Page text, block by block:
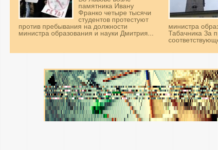
памятника Ивану
Франко четыре тысячи
студентов протестуют
против пребывания на должности
министра образования и науки Дмитрия...
министра
Табачника За